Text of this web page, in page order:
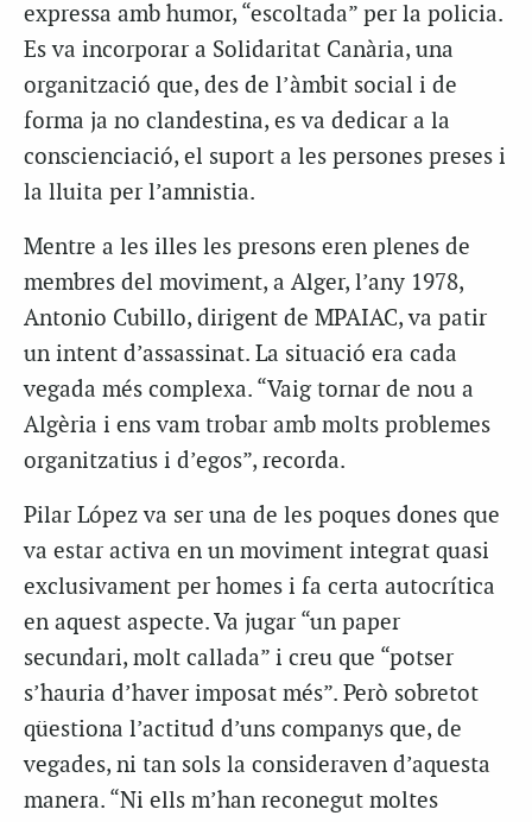
expressa amb humor, “escoltada” per la policia.
Es va incorporar a Solidaritat Canària, una
organització que, des de l’àmbit social i de
forma ja no clandestina, es va dedicar a la
conscienciació, el suport a les persones preses i
la lluita per l’amnistia.
Mentre a les illes les presons eren plenes de
membres del moviment, a Alger, l’any 1978,
Antonio Cubillo, dirigent de MPAIAC, va patir
un intent d’assassinat. La situació era cada
vegada més complexa. “Vaig tornar de nou a
Algèria i ens vam trobar amb molts problemes
organitzatius i d’egos”, recorda.
Pilar López va ser una de les poques dones que
va estar activa en un moviment integrat quasi
exclusivament per homes i fa certa autocrítica
en aquest aspecte. Va jugar “un paper
secundari, molt callada” i creu que “potser
s’hauria d’haver imposat més”. Però sobretot
qüestiona l’actitud d’uns companys que, de
vegades, ni tan sols la consideraven d’aquesta
manera. “Ni ells m’han reconegut moltes